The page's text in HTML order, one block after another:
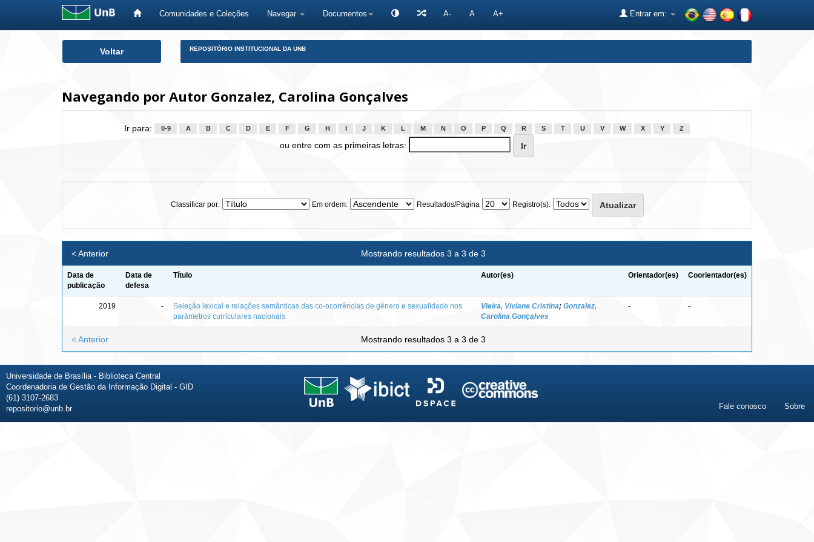
Comunidades e Coleções Navegar Documentos A- A A+ Entrar em:
Voltar REPOSITÓRIO INSTITUCIONAL DA UNB
Navegando por Autor Gonzalez, Carolina Gonçalves
Ir para: 0-9 A B C D E F G H J K L M N O P Q R S T U V W X Y Z
ou entre com as primeiras letras:
Classificar por: Em ordem: Resultados/Página Registro(s):
Mostrando resultados 3 a 3 de 3
< Anterior
Data de
publicação
Data de
defesa
Título Autor(es) Orientador(es) Coorientador(es)
2019 -
Seleção lexical e relações semânticas das co-ocorrências de gênero e sexualidade nos
parâmetros curriculares nacionais
Vieira, Viviane Cristina; Gonzalez,
Carolina Gonçalves
- -
Mostrando resultados 3 a 3 de 3
< Anterior
Universidade de Brasília - Biblioteca Central
Coordenadoria de Gestão da Informação Digital - GID
(61) 3107-2683
repositorio@unb.br
Fale conosco Sobre